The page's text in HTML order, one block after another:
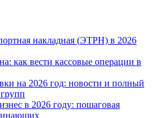
накладная (ЭТРН) в 2026
как вести кассовые операции в
на 2026 год: новости и полный
в 2026 году: пошаговая